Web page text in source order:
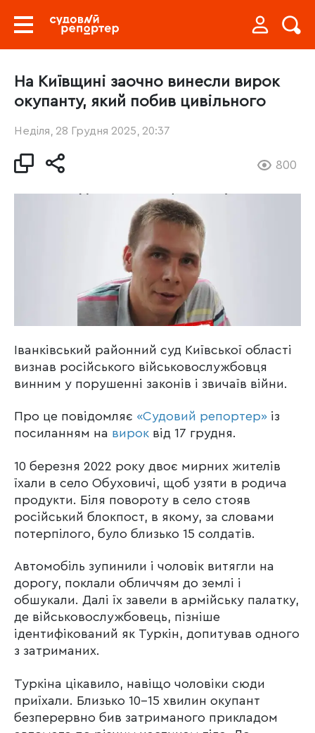
На Київщині заочно винесли вирок
окупанту, який побив цивільного
Неділя, 28 Грудня 2025, 20:37
800
Іванківський районний суд Київської області
визнав російського військовослужбовця
винним у порушенні законів і звичаїв війни.
Про це повідомляє «Судовий репортер» із
посиланням на вирок від 17 грудня.
10 березня 2022 року двоє мирних жителів
їхали в село Обуховичі, щоб узяти в родича
продукти. Біля повороту в село стояв
російський блокпост, в якому, за словами
потерпілого, було близько 15 солдатів.
Автомобіль зупинили і чоловік витягли на
дорогу, поклали обличчям до землі і
обшукали. Далі їх завели в армійську палатку,
де військовослужбовець, пізніше
ідентифікований як Туркін, допитував одного
з затриманих.
Туркіна цікавило, навіщо чоловіки сюди
приїхали. Близько 10-15 хвилин окупант
безперервно бив затриманого прикладом